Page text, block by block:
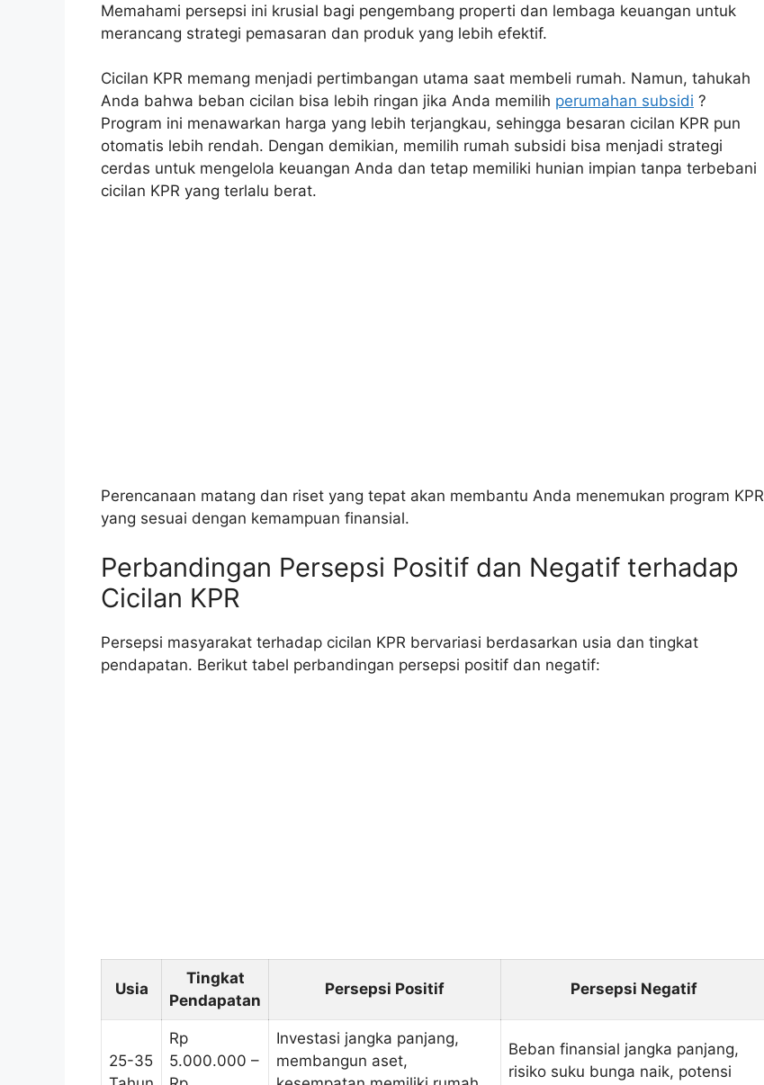
Memahami persepsi ini krusial bagi pengembang properti dan lembaga keuangan untuk
merancang strategi pemasaran dan produk yang lebih efektif.
Cicilan KPR memang menjadi pertimbangan utama saat membeli rumah. Namun, tahukah
Anda bahwa beban cicilan bisa lebih ringan jika Anda memilih perumahan subsidi ?
Program ini menawarkan harga yang lebih terjangkau, sehingga besaran cicilan KPR pun
otomatis lebih rendah. Dengan demikian, memilih rumah subsidi bisa menjadi strategi
cerdas untuk mengelola keuangan Anda dan tetap memiliki hunian impian tanpa terbebani
cicilan KPR yang terlalu berat.
Perencanaan matang dan riset yang tepat akan membantu Anda menemukan program KPR
yang sesuai dengan kemampuan finansial.
Perbandingan Persepsi Positif dan Negatif terhadap
Cicilan KPR
Persepsi masyarakat terhadap cicilan KPR bervariasi berdasarkan usia dan tingkat
pendapatan. Berikut tabel perbandingan persepsi positif dan negatif:
Usia
Tingkat
Pendapatan
Persepsi Positif Persepsi Negatif
25-35
Rp
5.000.000 –
Investasi jangka panjang,
membangun aset,
Beban finansial jangka panjang,
risiko suku bunga naik, potensi